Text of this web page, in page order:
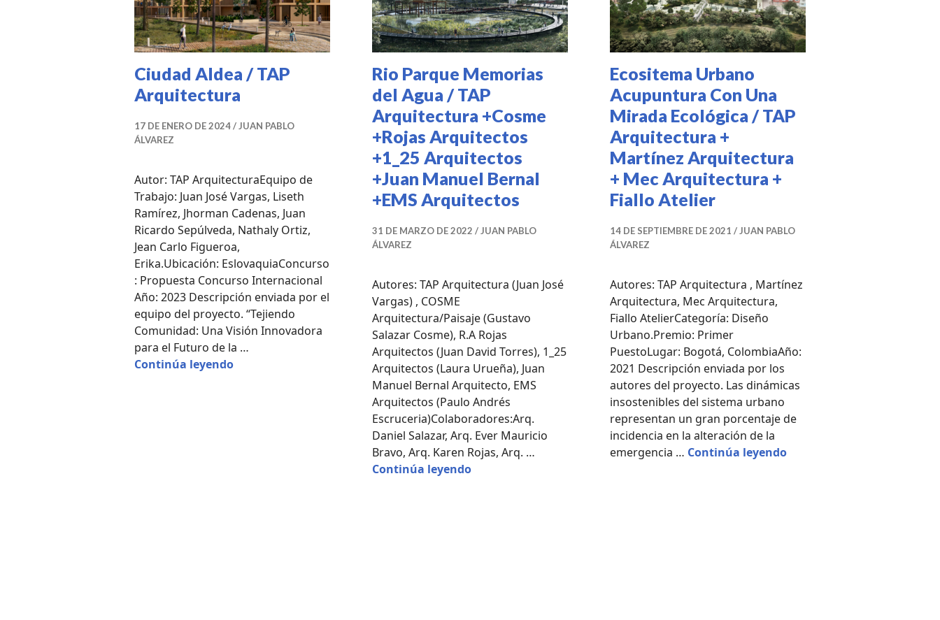
Ciudad Aldea / TAP
Arquitectura
17 DE ENERO DE 2024
JUAN PABLO
ÁLVAREZ
Autor: TAP ArquitecturaEquipo de
Trabajo: Juan José Vargas, Liseth
Ramírez, Jhorman Cadenas, Juan
Ricardo Sepúlveda, Nathaly Ortiz,
Jean Carlo Figueroa,
Erika.Ubicación: EslovaquiaConcurso
: Propuesta Concurso Internacional
Año: 2023 Descripción enviada por el
equipo del proyecto. “Tejiendo
Comunidad: Una Visión Innovadora
para el Futuro de la …
Continúa leyendoCiudad Aldea / TAP Arquitectura
DESTACADAS
Rio Parque Memorias
del Agua / TAP
Arquitectura +Cosme
+Rojas Arquitectos
+1_25 Arquitectos
+Juan Manuel Bernal
+EMS Arquitectos
31 DE MARZO DE 2022
JUAN PABLO
ÁLVAREZ
Autores: TAP Arquitectura (Juan José
Vargas) , COSME
Arquitectura/Paisaje (Gustavo
Salazar Cosme), R.A Rojas
Arquitectos (Juan David Torres), 1_25
Arquitectos (Laura Urueña), Juan
Manuel Bernal Arquitecto, EMS
Arquitectos (Paulo Andrés
Escruceria)Colaboradores:Arq.
Daniel Salazar, Arq. Ever Mauricio
Bravo, Arq. Karen Rojas, Arq. …
Continúa leyendoRio Parque Memorias del Agua / TAP Arquitectura +Cosme +Rojas Arquitectos
Ecositema Urbano
Acupuntura Con Una
Mirada Ecológica / TAP
Arquitectura +
Martínez Arquitectura
+ Mec Arquitectura +
Fiallo Atelier
14 DE SEPTIEMBRE DE 2021
JUAN PABLO
ÁLVAREZ
Autores: TAP Arquitectura , Martínez
Arquitectura, Mec Arquitectura,
Fiallo AtelierCategoría: Diseño
Urbano.Premio: Primer
PuestoLugar: Bogotá, ColombiaAño:
2021 Descripción enviada por los
autores del proyecto. Las dinámicas
insostenibles del sistema urbano
representan un gran porcentaje de
incidencia en la alteración de la
emergencia … Continúa leyendoEcositema Urbano